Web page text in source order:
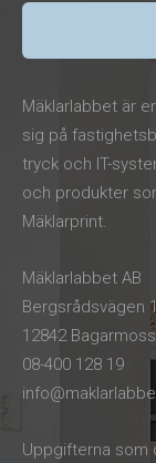
Mäklarlabbet är
sig på
tryck och IT-
och produkter
Mäklarprint.
Mäklarlabbet AB
Bergsrådsvägen
12842
08-400 128 19
Uppgifterna som